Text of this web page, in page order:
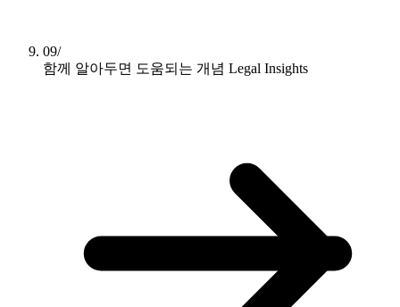
09/
함께 알아두면 도움되는 개념 Legal Insights